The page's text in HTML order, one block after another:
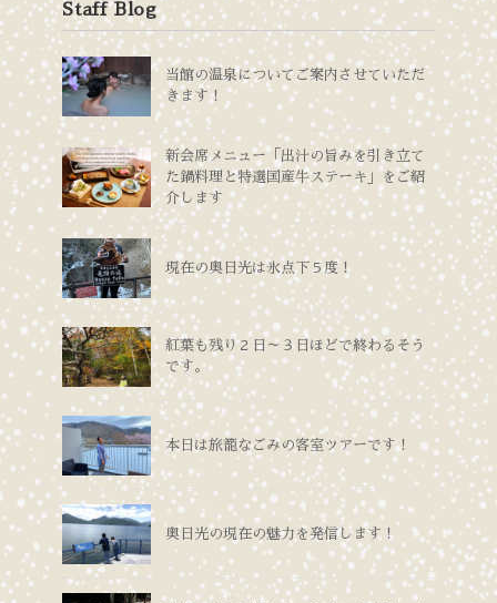
Staff Blog
当館の温泉についてご案内させていただ
きます！
新会席メニュー「出汁の旨みを引き立て
た鍋料理と特選国産牛ステーキ」をご紹
介します
現在の奥日光は氷点下５度！
紅葉も残り２日～３日ほどで終わるそう
です。
本日は旅籠なごみの客室ツアーです！
奥日光の現在の魅力を発信します！